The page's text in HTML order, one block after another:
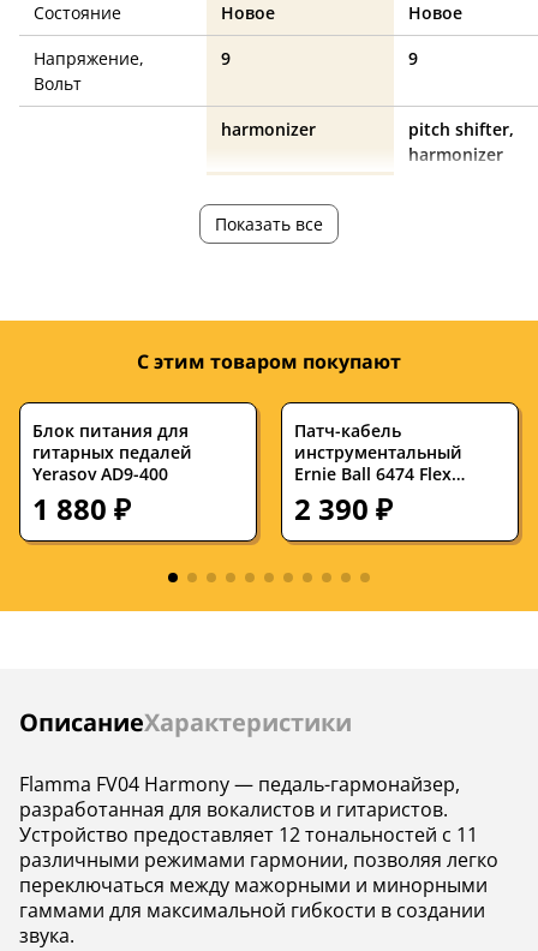
Состояние
Новое
Новое
Напряжение,
Вольт
9 9
harmonizer
pitch shifter,
harmonizer
батарейки
питания
производства
Показать все
С этим товаром покупают
Блок питания для
гитарных педалей
Yerasov AD9-400
1 880 ₽
Патч-кабель
инструментальный
Ernie Ball 6474 Flex
Cables Neon Green 0.076
м (3 штуки)
2 390 ₽
ОписаниеХарактеристики
Инструкции
Flamma FV04 Harmony — педаль-гармонайзер,
разработанная для вокалистов и гитаристов.
Устройство предоставляет 12 тональностей с 11
различными режимами гармонии, позволяя легко
переключаться между мажорными и минорными
гаммами для максимальной гибкости в создании
звука.